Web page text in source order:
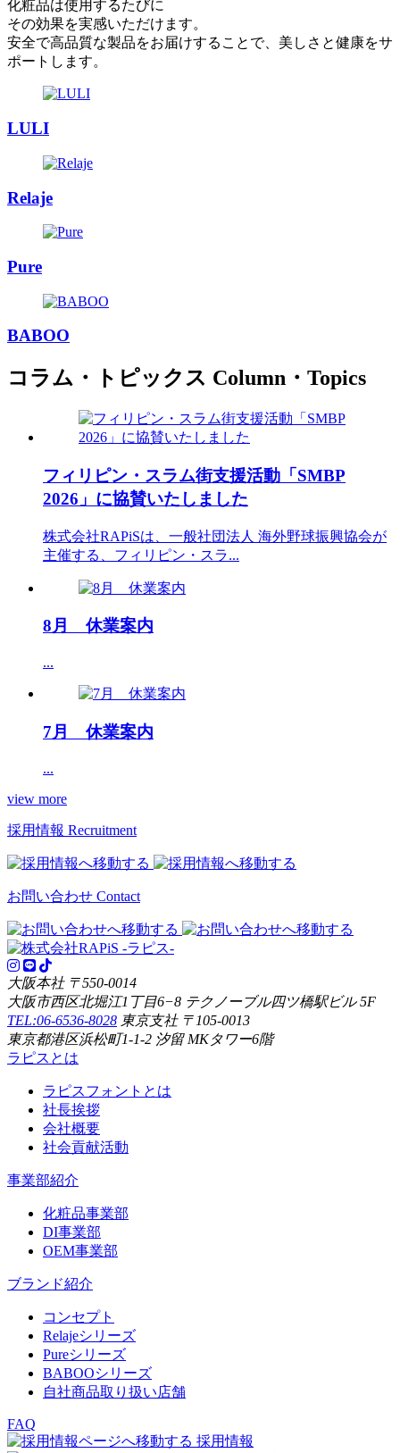
化粧品は使用するたびに
その効果を実感いただけます。
安全で高品質な製品をお届けすることで、美しさと健康をサ
ポートします。
LULI
Relaje
Pure
BABOO
コラム・トピックス Column・Topics
フィリピン・スラム街支援活動「SMBP
2026」に協賛いたしました
株式会社RAPiSは、一般社団法人 海外野球振興協会が
主催する、フィリピン・スラ...
8月 休業案内
...
7月 休業案内
...
view more
採用情報 Recruitment
お問い合わせ Contact
大阪本社〒550-0014
大阪市西区北堀江1丁目6−8 テクノーブル四ツ橋駅ビル 5F
TEL:06-6536-8028 東京支社〒105-0013
東京都港区浜松町1-1-2 汐留 MKタワー6階
ラピスとは
ラピスフォントとは
社長挨拶
会社概要
社会貢献活動
事業部紹介
化粧品事業部
DI事業部
OEM事業部
ブランド紹介
コンセプト
Relajeシリーズ
Pureシリーズ
BABOOシリーズ
自社商品取り扱い店舗
FAQ
採用情報